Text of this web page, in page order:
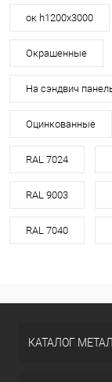
ок h1200х3000
Окрашенные
На сэндвич
Оцинкованные
RAL 7024
RAL 9003
RAL 7040
КАТАЛОГ